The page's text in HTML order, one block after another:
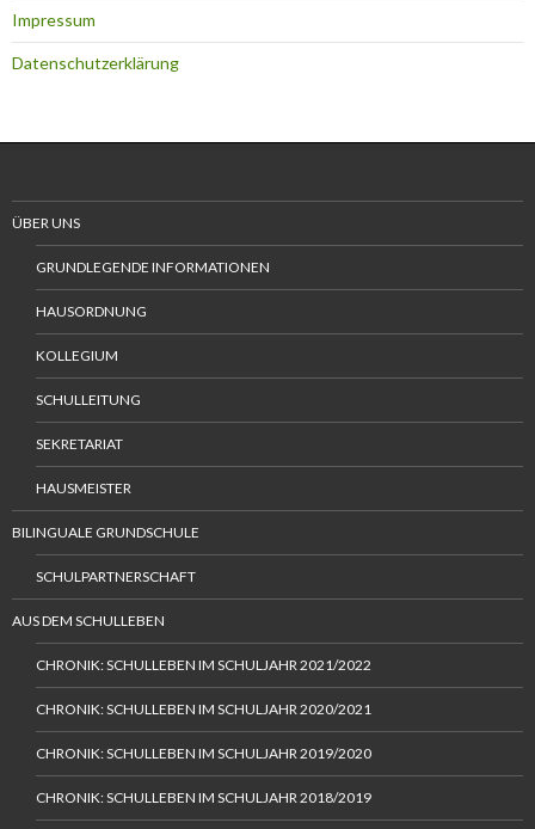
Impressum
Datenschutzerklärung
ÜBER UNS
GRUNDLEGENDE INFORMATIONEN
HAUSORDNUNG
KOLLEGIUM
SCHULLEITUNG
SEKRETARIAT
HAUSMEISTER
BILINGUALE GRUNDSCHULE
SCHULPARTNERSCHAFT
AUS DEM SCHULLEBEN
CHRONIK: SCHULLEBEN IM SCHULJAHR 2021/2022
CHRONIK: SCHULLEBEN IM SCHULJAHR 2020/2021
CHRONIK: SCHULLEBEN IM SCHULJAHR 2019/2020
CHRONIK: SCHULLEBEN IM SCHULJAHR 2018/2019